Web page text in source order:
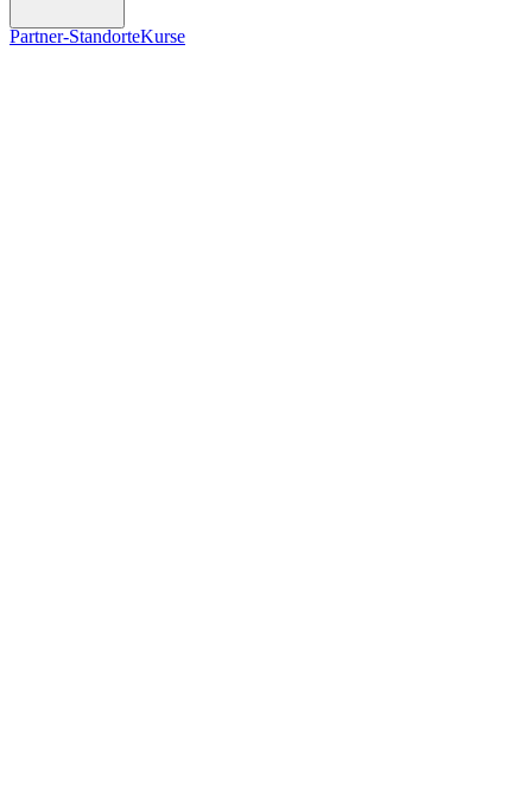
Partner-StandorteKurse